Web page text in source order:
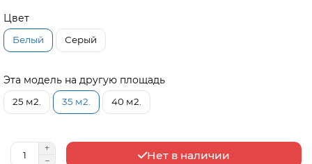
Цвет
Белый Серый
Эта модель на другую площадь
25 м2. 35 м2. 40 м2.
Нет в наличии